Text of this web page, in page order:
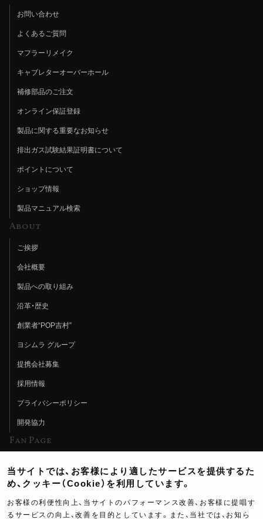
お問い合わせ
よくあるご質問
マフラーリメイク
キャブレターオーバーホール
補修部品のご注文
オンライン保証登録
製品に関する重要なお知らせ
排出ガス試験結果証明書について
ポイントについて
ショップ情報
製品マニュアル検索
About
ご挨拶
会社概要
製品への取り組み
沿革・歴史
創業者“POP吉村”
ヨシムラ グループ
提携会社募集
採用情報
プライバシーポリシー
開発協力
Fan Page
ヨシムラTV
イベント情報
当サイトでは、お客様により適したサービスを提供するた
め、クッキー（Cookie）を利用しています。
お客様の利便性向上、当サイトのパフォーマンス改善、お客様に提唱す
るサービスの向上、改善を目的としています。また、当社では、お知ら